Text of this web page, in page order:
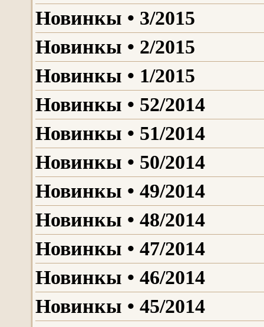
Новинкы • 3/2015
Новинкы • 2/2015
Новинкы • 1/2015
Новинкы • 52/2014
Новинкы • 51/2014
Новинкы • 50/2014
Новинкы • 49/2014
Новинкы • 48/2014
Новинкы • 47/2014
Новинкы • 46/2014
Новинкы • 45/2014